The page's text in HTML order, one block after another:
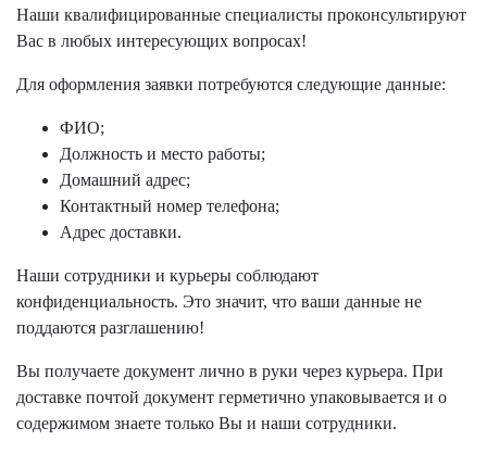
Наши квалифицированные специалисты проконсультируют
Вас в любых интересующих вопросах!
Для оформления заявки потребуются следующие данные:
ФИО;
Должность и место работы;
Домашний адрес;
Контактный номер телефона;
Адрес доставки.
Наши сотрудники и курьеры соблюдают
конфиденциальность. Это значит, что ваши данные не
поддаются разглашению!
Вы получаете документ лично в руки через курьера. При
доставке почтой документ герметично упаковывается и о
содержимом знаете только Вы и наши сотрудники.